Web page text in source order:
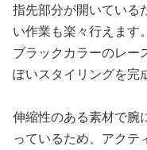
指先部分が開いている
い作業も楽々行えます。
ブラックカラーのレー
ぽいスタイリングを完
伸縮性のある素材で腕
っているため、アクテ